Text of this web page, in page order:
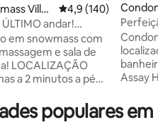
Villag
4,9 de uma
4,9 (140)
andar!
até tudo
em snowmass com
e sala de
LOCALIZAÇÃO
a 2 minutos a pé
e restaurantes.
nascer do sol sobre
age
de
Assay
populares em